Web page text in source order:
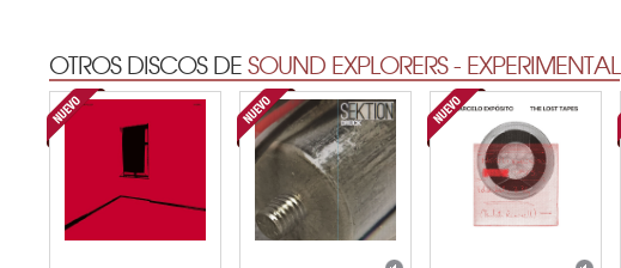
OTROS DISCOS DESOUND EXPLORERS - EXPERIMENTAL